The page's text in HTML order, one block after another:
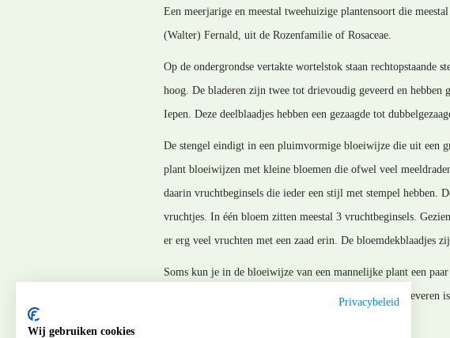
Een meerjarige en meestal tweehuizige plantensoort die
(Walter) Fernald, uit de Rozenfamilie of Rosaceae.
Op de ondergrondse vertakte wortelstok staan rechtopstaande
hoog. De bladeren zijn twee tot drievoudig geveerd en hebben
Iepen. Deze deelblaadjes hebben een gezaagde tot
De stengel eindigt in een pluimvormige bloeiwijze die uit een
plant bloeiwijzen met kleine bloemen die ofwel veel
daarin vruchtbeginsels die ieder een stijl met stempel hebben.
vruchtjes. In één bloem zitten meestal 3 vruchtbeginsels.
er erg veel vruchten met een zaad erin. De bloemdekblaadjes
Soms kun je in de bloeiwijze van een mannelijke plant een
groene vruchtjes. Inhoeverre die kiemkrachtig zaad opleveren
Privacybeleid
Wij gebruiken cookies